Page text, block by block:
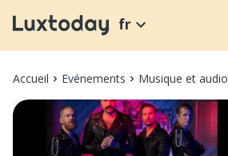
fr
Accueil Evénements Musique et audio